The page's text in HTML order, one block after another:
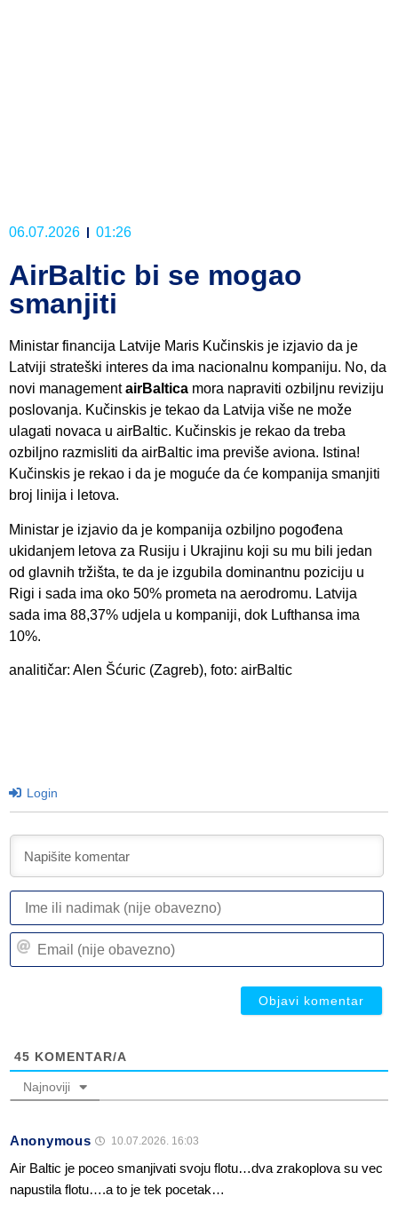
06.07.2026 01:26
AirBaltic bi se mogao
smanjiti
Ministar financija Latvije Maris Kučinskis je izjavio da je
Latviji strateški interes da ima nacionalnu kompaniju. No, da
novi managementairBaltica mora napraviti ozbiljnu reviziju
poslovanja. Kučinskis je tekao da Latvija više ne može
ulagati novaca u airBaltic. Kučinskis je rekao da treba
ozbiljno razmisliti da airBaltic ima previše aviona. Istina!
Kučinskis je rekao i da je moguće da će kompanija smanjiti
broj linija i letova.
Ministar je izjavio da je kompanija ozbiljno pogođena
ukidanjem letova za Rusiju i Ukrajinu koji su mu bili jedan
od glavnih tržišta, te da je izgubila dominantnu poziciju u
Rigi i sada ima oko 50% prometa na aerodromu. Latvija
sada ima 88,37% udjela u kompaniji, dok Lufthansa ima
10%.
analitičar: Alen Šćuric (Zagreb), foto: airBaltic
Login
45 KOMENTAR/A
Najnoviji
Anonymous 10.07.2026. 16:03
Air Baltic je poceo smanjivati svoju flotu…dva zrakoplova su vec
napustila flotu….a to je tek pocetak…